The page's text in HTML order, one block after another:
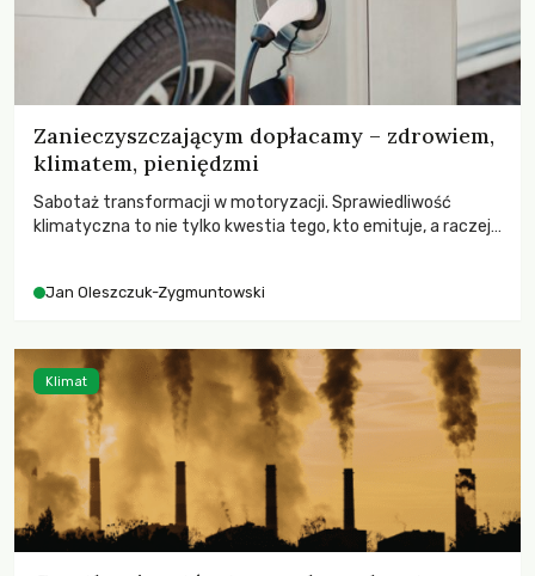
Zanieczyszczającym dopłacamy – zdrowiem,
klimatem, pieniędzmi
Sabotaż transformacji w motoryzacji. Sprawiedliwość
klimatyczna to nie tylko kwestia tego, kto emituje, a raczej
Jan Oleszczuk-Zygmuntowski
Klimat